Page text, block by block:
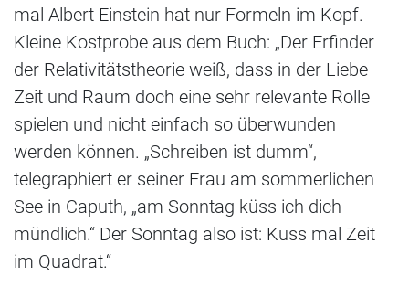
mal Albert Einstein hat nur Formeln im Kopf.
Kleine Kostprobe aus dem Buch: „Der Erfinder
der Relativitätstheorie weiß, dass in der Liebe
Zeit und Raum doch eine sehr relevante Rolle
spielen und nicht einfach so überwunden
werden können. „Schreiben ist dumm“,
telegraphiert er seiner Frau am sommerlichen
See in Caputh, „am Sonntag küss ich dich
mündlich.“ Der Sonntag also ist: Kuss mal Zeit
im Quadrat.“